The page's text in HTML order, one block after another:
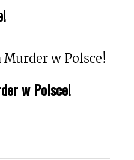
w Polsce!